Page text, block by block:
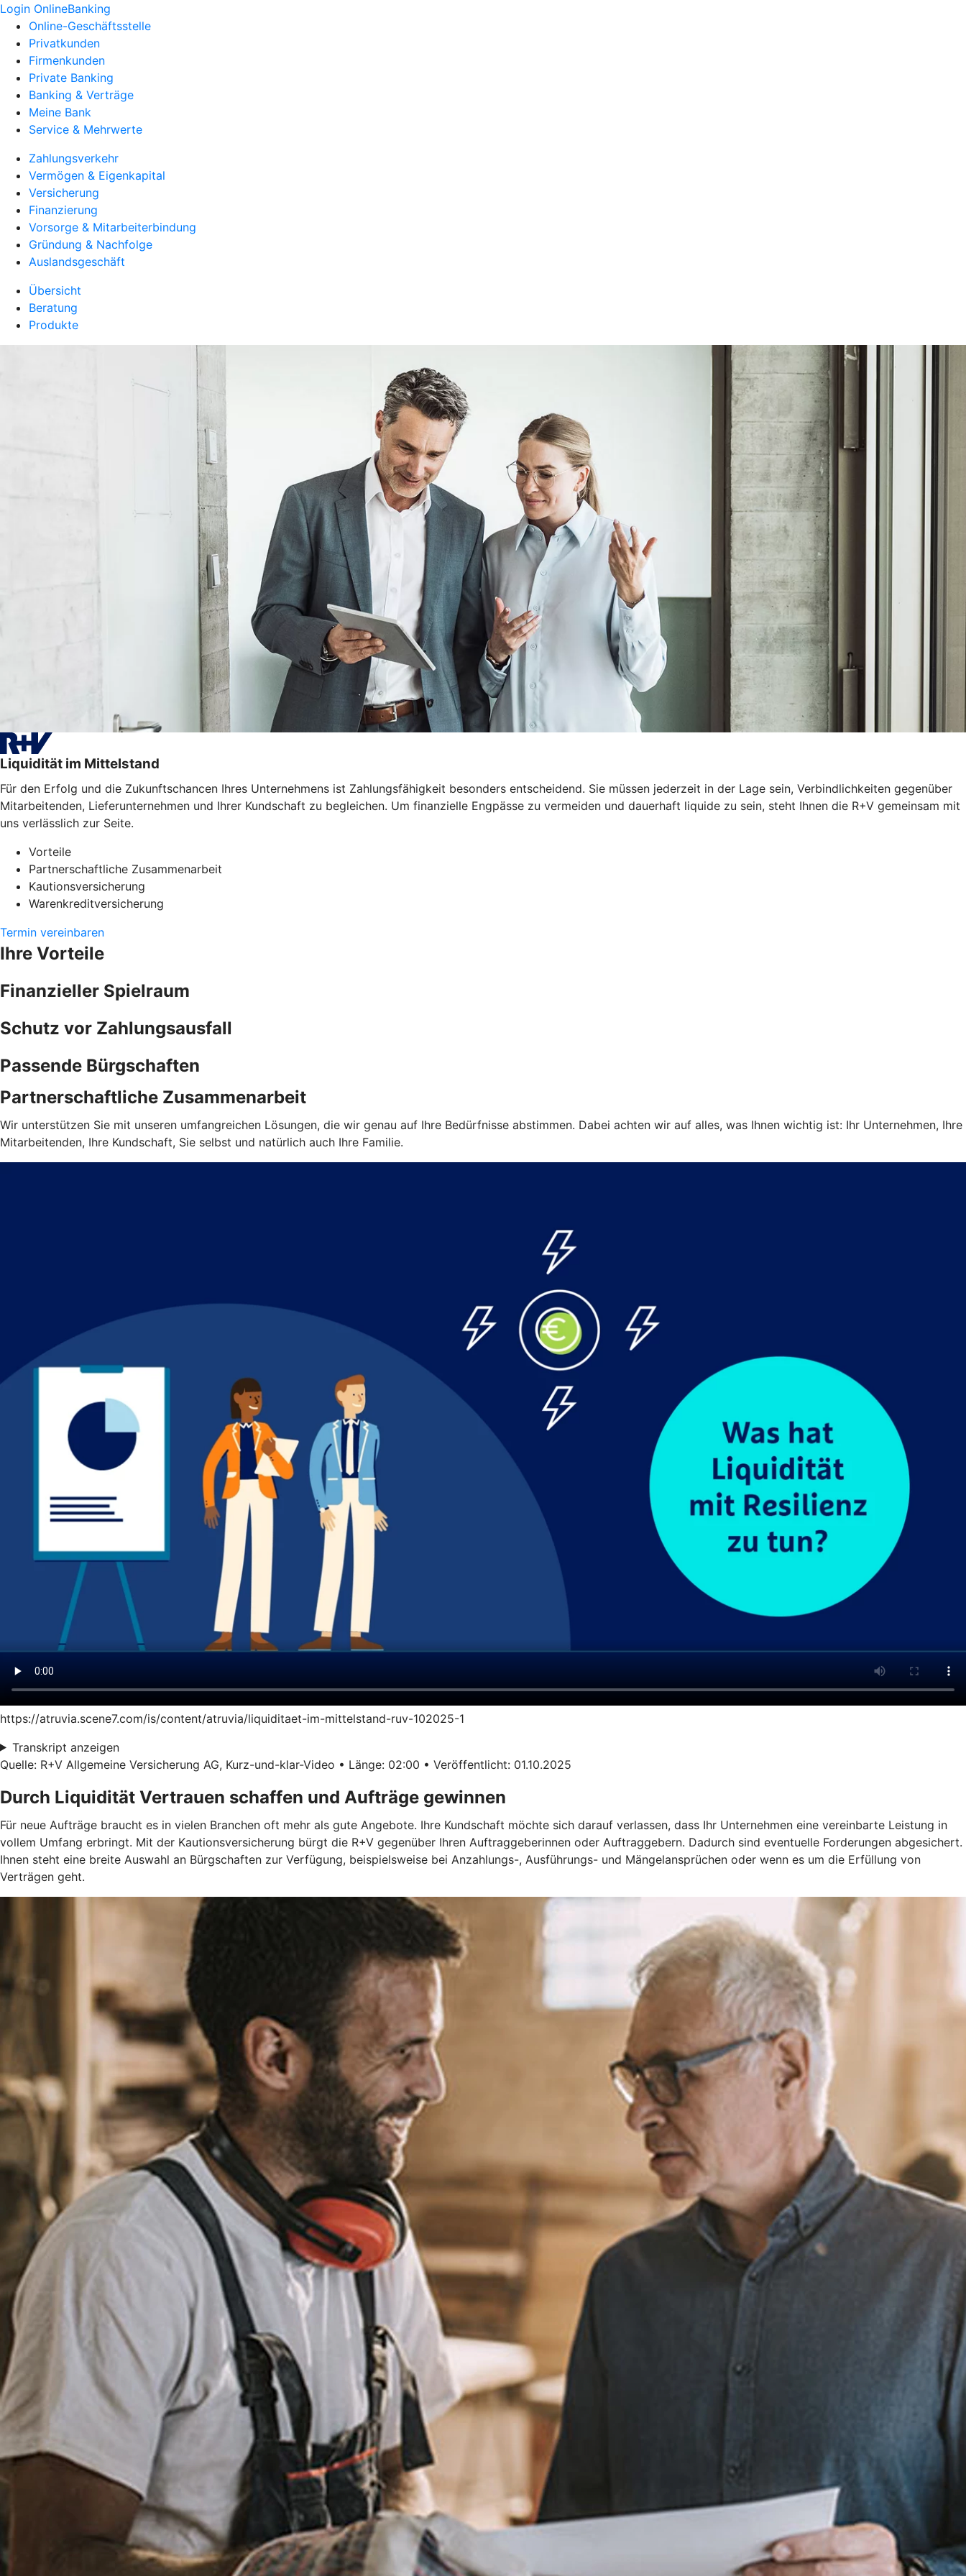
Login OnlineBanking
Online-Geschäftsstelle
Privatkunden
Firmenkunden
Private Banking
Banking & Verträge
Meine Bank
Service & Mehrwerte
Zahlungsverkehr
Vermögen & Eigenkapital
Versicherung
Finanzierung
Vorsorge & Mitarbeiterbindung
Gründung & Nachfolge
Auslandsgeschäft
Übersicht
Beratung
Produkte
Liquidität im Mittelstand
Für den Erfolg und die Zukunftschancen Ihres Unternehmens ist Zahlungsfähigkeit besonders entscheidend. Sie müssen jederzeit in der Lage sein, Verbindlichkeiten gegenüber
Mitarbeitenden, Lieferunternehmen und Ihrer Kundschaft zu begleichen. Um finanzielle Engpässe zu vermeiden und dauerhaft liquide zu sein, steht Ihnen die R+V gemeinsam mit
uns verlässlich zur Seite.
Vorteile
Partnerschaftliche Zusammenarbeit
Kautionsversicherung
Warenkreditversicherung
Termin vereinbaren
Ihre Vorteile
Finanzieller Spielraum
Schutz vor Zahlungsausfall
Passende Bürgschaften
Partnerschaftliche Zusammenarbeit
Wir unterstützen Sie mit unseren umfangreichen Lösungen, die wir genau auf Ihre Bedürfnisse abstimmen. Dabei achten wir auf alles, was Ihnen wichtig ist: Ihr Unternehmen, Ihre
Mitarbeitenden, Ihre Kundschaft, Sie selbst und natürlich auch Ihre Familie.
https://atruvia.scene7.com/is/content/atruvia/liquiditaet-im-mittelstand-ruv-102025-1
Transkript anzeigen
Quelle: R+V Allgemeine Versicherung AG, Kurz-und-klar-Video • Länge: 02:00 • Veröffentlicht: 01.10.2025
Durch Liquidität Vertrauen schaffen und Aufträge gewinnen
Für neue Aufträge braucht es in vielen Branchen oft mehr als gute Angebote. Ihre Kundschaft möchte sich darauf verlassen, dass Ihr Unternehmen eine vereinbarte Leistung in
vollem Umfang erbringt. Mit der Kautionsversicherung bürgt die R+V gegenüber Ihren Auftraggeberinnen oder Auftraggebern. Dadurch sind eventuelle Forderungen abgesichert.
Ihnen steht eine breite Auswahl an Bürgschaften zur Verfügung, beispielsweise bei Anzahlungs-, Ausführungs- und Mängelansprüchen oder wenn es um die Erfüllung von
Verträgen geht.